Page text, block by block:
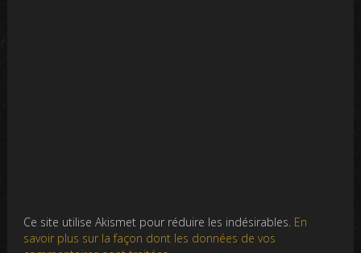
Ce site utilise Akismet pour réduire les indésirables. En
savoir plus sur la façon dont les données de vos